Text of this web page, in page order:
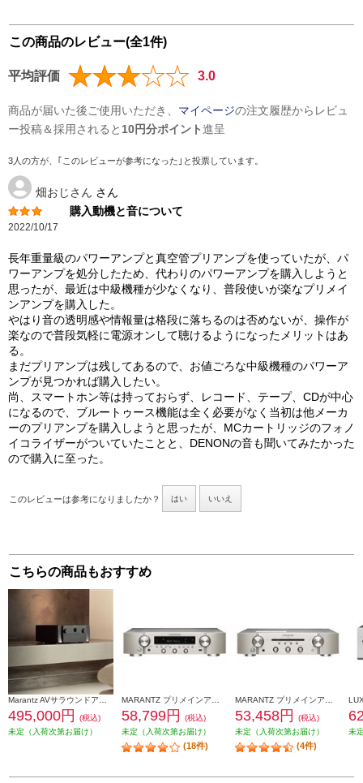
この商品のレビュー(全1件)
平均評価 3.0
商品が届いた後ご使用いただき、 マイページの注文履歴からレビュ
ー投稿＆採用されると 10円分ポイント進呈
3人の方が、｢このレビューが参考になった｣と投票しています。
畑おじさん さん
購入動機と音について
2022/10/17
長年重量級のパワーアンプと真空管プリアンプを使っていたが、パ
ワーアンプを処分したため、代わりのパワーアンプを購入しようと
思ったが、最近は中級機種が少なくなり、普段使いが楽なプリメイ
ンアンプを購入した。
やはり音の透明感や情報量は格段に落ちるのは否めないが、操作が
楽なので普段気軽に電源オンして聴けるようになったメリットはあ
る。
まだプリアンプは残してあるので、お値ごろな中級機種のパワーア
ンプが見つかれば購入したい。
尚、スマートホン等は持っておらず、レコード、テープ、CDが中心
になるので、ブルートゥース機能は全く必要がなく当初は他メーカ
ーのプリアンプを購入しようと思ったが、MCカートリッジのフォノ
イコライザーがついていたことと、DENONの音も聞いてみたかった
ので購入に至った。
このレビューは参考になりましたか？ はい いいえ
こちらの商品もおすすめ
495,000円
(税込)
未定（入荷次第お届け）
58,799円
(税込)
未定（入荷次第お届け）
(18件)
53,458円
(税込)
未定（入荷次第お届け）
(4件)
未